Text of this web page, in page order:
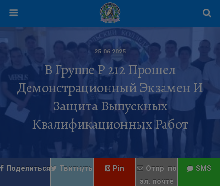
25.06.2025
В Группе Р 212 Прошел
Демонстрационный Экзамен И
Защита Выпускных
Квалификационных Работ
Поделиться Твитнуть Pin
Отпр. по
эл. почте
SMS